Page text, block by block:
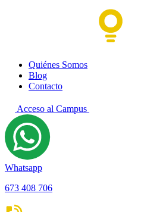
Quiénes Somos
Blog
Contacto
Acceso al Campus
Whatsapp
673 408 706